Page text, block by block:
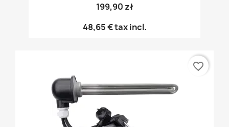
199,90 zł
48,65 €tax incl.
favorite_border